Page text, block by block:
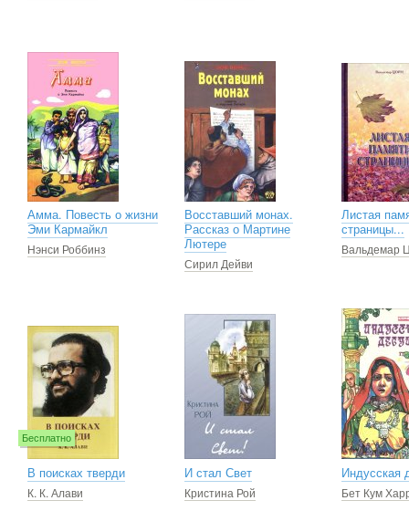
Амма. Повесть о жизни
Эми Кармайкл
Нэнси Роббинз
Восставший монах.
Рассказ о Мартине
Лютере
Сирил Дейви
Листая
страницы...
Вальдемар
Бесплатно
В поисках тверди
К. К. Алави
И стал Свет
Кристина Рой
Индусская
Бет Кум